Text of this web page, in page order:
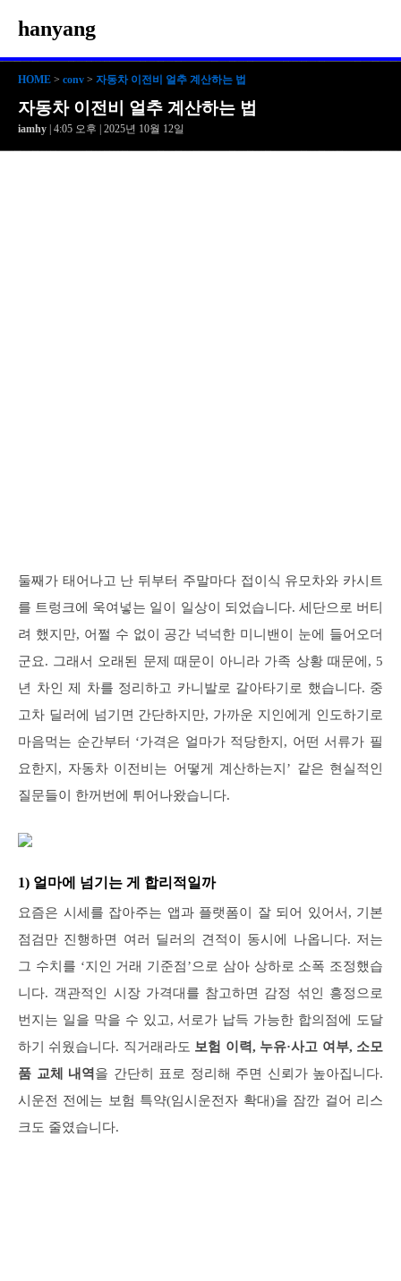
hanyang
HOME > conv > 자동차 이전비 얼추 계산하는 법
자동차 이전비 얼추 계산하는 법
iamhy | 4:05 오후 | 2025년 10월 12일
둘째가 태어나고 난 뒤부터 주말마다 접이식 유모차와 카시트
를 트렁크에 욱여넣는 일이 일상이 되었습니다. 세단으로 버티
려 했지만, 어쩔 수 없이 공간 넉넉한 미니밴이 눈에 들어오더
군요. 그래서 오래된 문제 때문이 아니라 가족 상황 때문에, 5
년 차인 제 차를 정리하고 카니발로 갈아타기로 했습니다. 중
고차 딜러에 넘기면 간단하지만, 가까운 지인에게 인도하기로
마음먹는 순간부터 ‘가격은 얼마가 적당한지, 어떤 서류가 필
요한지, 자동차 이전비는 어떻게 계산하는지’ 같은 현실적인
질문들이 한꺼번에 튀어나왔습니다.
1) 얼마에 넘기는 게 합리적일까
요즘은 시세를 잡아주는 앱과 플랫폼이 잘 되어 있어서, 기본
점검만 진행하면 여러 딜러의 견적이 동시에 나옵니다. 저는
그 수치를 ‘지인 거래 기준점’으로 삼아 상하로 소폭 조정했습
니다. 객관적인 시장 가격대를 참고하면 감정 섞인 흥정으로
번지는 일을 막을 수 있고, 서로가 납득 가능한 합의점에 도달
하기 쉬웠습니다. 직거래라도 보험 이력, 누유·사고 여부, 소모
품 교체 내역 을 간단히 표로 정리해 주면 신뢰가 높아집니다.
시운전 전에는 보험 특약(임시운전자 확대)을 잠깐 걸어 리스
크도 줄였습니다.